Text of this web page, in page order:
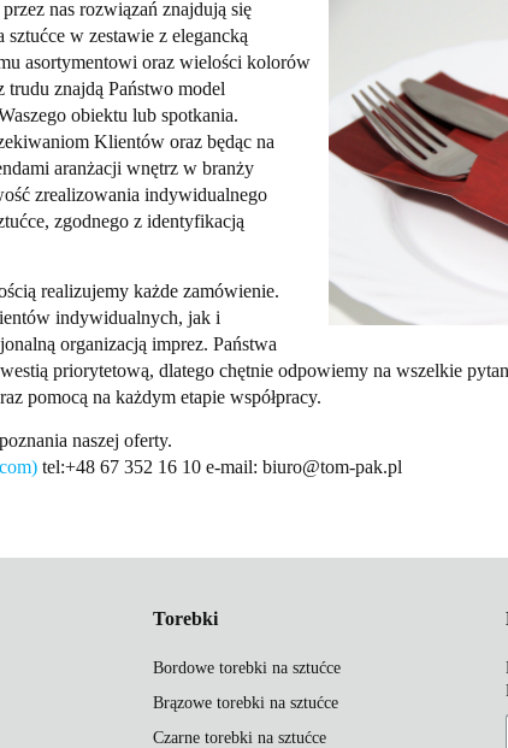
nas rozwiązań znajdują się
w zestawie z elegancką
asortymentowi oraz wielości kolorów
znajdą Państwo model
obiektu lub spotkania.
Klientów oraz będąc na
aranżacji wnętrz w branży
zrealizowania indywidualnego
zgodnego z identyfikacją
realizujemy każde zamówienie.
indywidualnych, jak i
organizacją imprez. Państwa
priorytetową, dlatego chętnie odpowiemy na wszelkie
pomocą na każdym etapie współpracy.
naszej oferty.
tel:+48 67 352 16 10 e-mail: biuro@tom-pak.pl
Torebki
Bordowe torebki na sztućce
Brązowe torebki na sztućce
Czarne torebki na sztućce